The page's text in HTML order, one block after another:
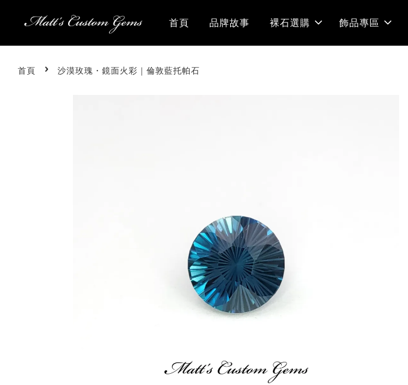
首頁 品牌故事 裸石選購 飾品專區
首頁 › 沙漠玫瑰・鏡面火彩｜倫敦藍托帕石